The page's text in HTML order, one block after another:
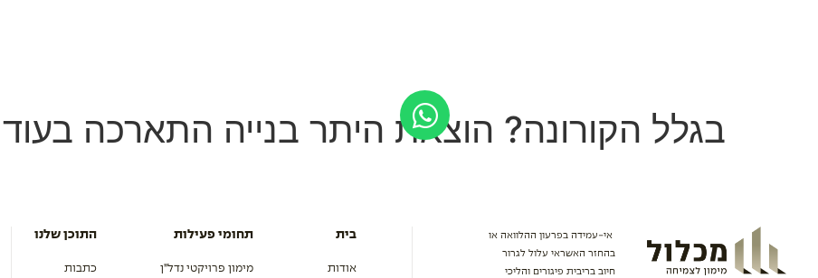
בגלל הקורונה? הוצאת היתר בנייה התארכה
אי-עמידה בפרעון ההלוואה או
בהחזר האשראי עלול לגרור
חיוב בריבית פיגורים והליכי
בית
אודות
תחומי פעילות
מימון פרויקטי נדל”ן
התוכן שלנו
כתבות